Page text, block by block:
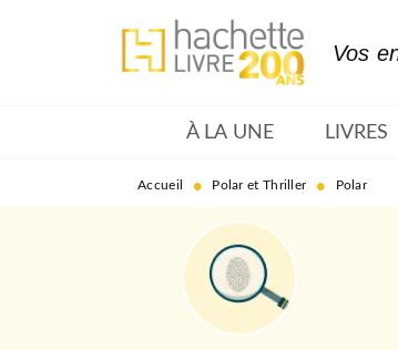
MENU RECHERCHE
Vos
À LA UNE LIVRES
Accueil • Polar et Thriller • Polar